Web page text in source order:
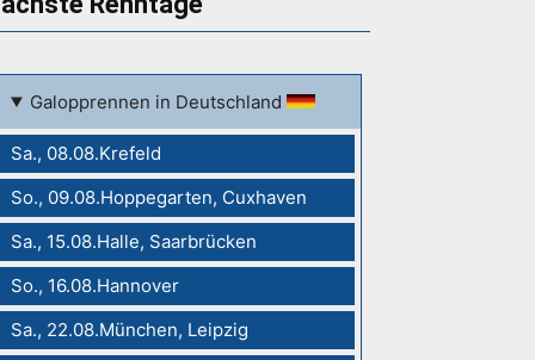
Galopprennen in Deutschland
Sa., 08.08.Krefeld
So., 09.08.Hoppegarten, Cuxhaven
Sa., 15.08.Halle, Saarbrücken
So., 16.08.Hannover
Sa., 22.08.München, Leipzig